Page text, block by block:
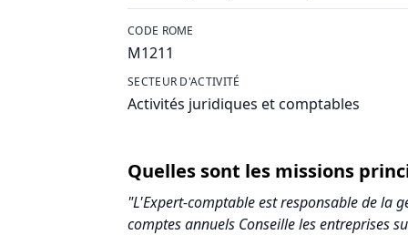
CODE ROME
M1211
SECTEUR D'ACTIVITÉ
Activités juridiques et comptables
Quelles sont les missions
"L'Expert-comptable est responsable de la
comptes annuels Conseille les entreprises